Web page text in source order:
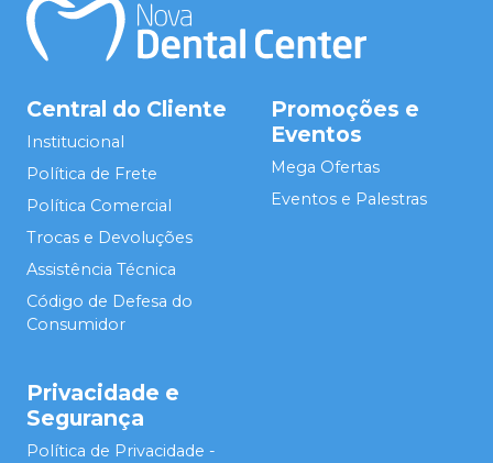
Central do Cliente
Institucional
Política de Frete
Política Comercial
Trocas e Devoluções
Assistência Técnica
Código de Defesa do
Consumidor
Promoções e
Eventos
Mega Ofertas
Eventos e Palestras
Privacidade e
Segurança
Política de Privacidade -